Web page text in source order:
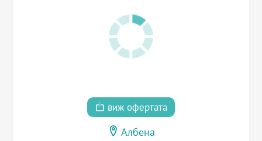
виж офертата
Албена